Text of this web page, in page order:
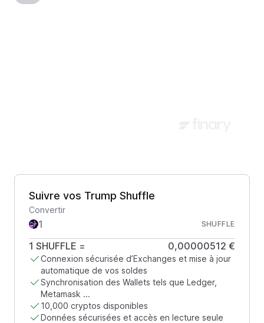
Suivre vos Trump Shuffle
Convertir
SHUFFLE
1 SHUFFLE = 0,00000512 €
Connexion sécurisée d’Exchanges et mise à jour
automatique de vos soldes
Synchronisation des Wallets tels que Ledger,
Metamask ...
10,000 cryptos disponibles
Données sécurisées et accès en lecture seule